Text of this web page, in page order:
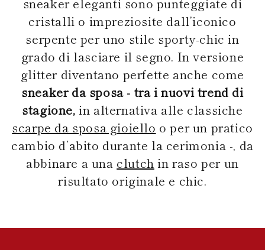
cristalli o impreziosite dall’iconico
serpente per uno stile sporty-chic in
grado di lasciare il segno. In versione
glitter diventano perfette anche come
sneaker da sposa - tra i nuovi trend di
stagione,in alternativa alle classiche
scarpe da sposa gioiello o per un pratico
cambio d’abito durante la cerimonia -, da
abbinare a una clutch in raso per un
risultato originale e chic.